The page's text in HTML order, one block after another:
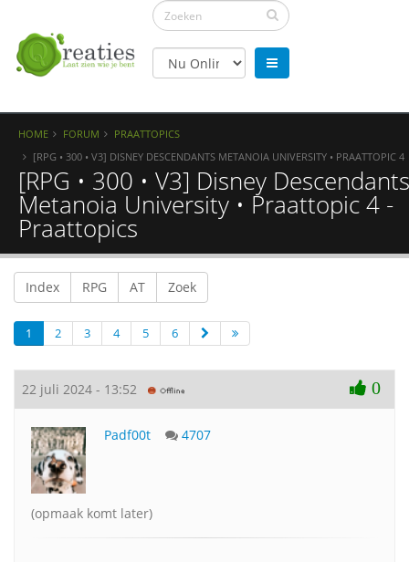
HOME FORUM
PRAATTOPICS
[RPG • 300 • V3] DISNEY DESCENDANTS METANOIA UNIVERSITY • PRAATTOPIC 4
[RPG • 300 • V3] Disney Descendants
Metanoia University • Praattopic 4 -
Praattopics
Index RPG AT Zoek
1 2 3 4 5 6
22 juli 2024 - 13:52 0
Padf00t 4707
(opmaak komt later)